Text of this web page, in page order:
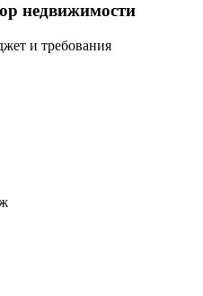
недвижимости
и требования